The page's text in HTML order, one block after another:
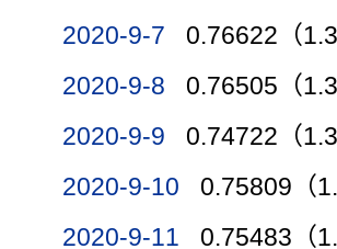
2020-9-7
0.76622（
2020-9-8
0.76505（
2020-9-9
0.74722（
2020-9-10
0.75809（
2020-9-11
0.75483（